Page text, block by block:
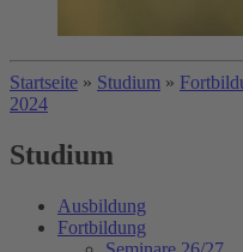
Startseite » Studium »
2024
Studium
Ausbildung
Fortbildung